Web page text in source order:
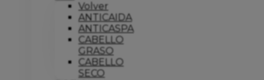
Volver
ANTICAIDA
ANTICASPA
CABELLO
GRASO
CABELLO
SECO